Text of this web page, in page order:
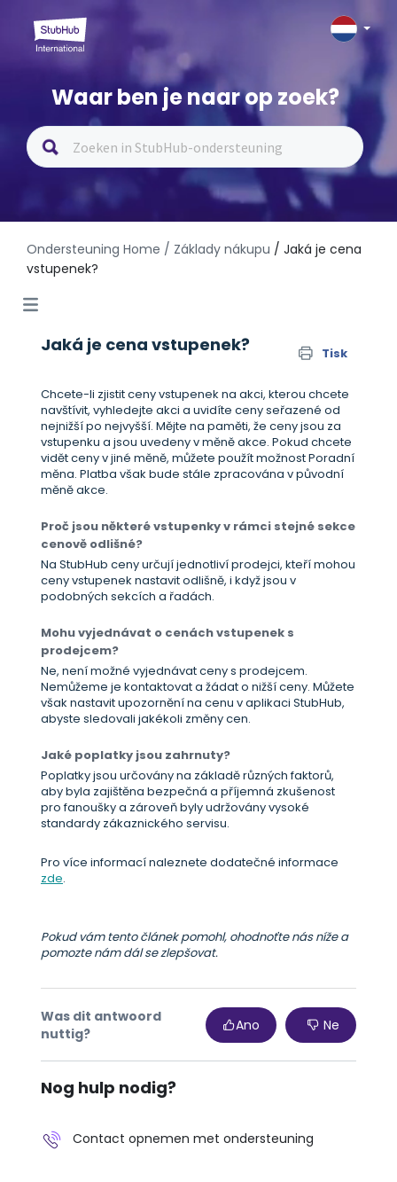
Waar ben je naar op zoek?
Ondersteuning Home / Základy nákupu / Jaká je cena
vstupenek?
Jaká je cena vstupenek? Tisk
Chcete-li zjistit ceny vstupenek na akci, kterou chcete
navštívit, vyhledejte akci a uvidíte ceny seřazené od
nejnižší po nejvyšší. Mějte na paměti, že ceny jsou za
vstupenku a jsou uvedeny v měně akce. Pokud chcete
vidět ceny v jiné měně, můžete použít možnost Poradní
měna. Platba však bude stále zpracována v původní
měně akce.
Proč jsou některé vstupenky v rámci stejné sekce
cenově odlišné?
Na StubHub ceny určují jednotliví prodejci, kteří mohou
ceny vstupenek nastavit odlišně, i když jsou v
podobných sekcích a řadách.
Mohu vyjednávat o cenách vstupenek s
prodejcem?
Ne, není možné vyjednávat ceny s prodejcem.
Nemůžeme je kontaktovat a žádat o nižší ceny. Můžete
však nastavit upozornění na cenu v aplikaci StubHub,
abyste sledovali jakékoli změny cen.
Jaké poplatky jsou zahrnuty?
Poplatky jsou určovány na základě různých faktorů,
aby byla zajištěna bezpečná a příjemná zkušenost
pro fanoušky a zároveň byly udržovány vysoké
standardy zákaznického servisu.
Pro více informací naleznete dodatečné informace
zde.
Pokud vám tento článek pomohl, ohodnoťte nás níže a
pomozte nám dál se zlepšovat.
Was dit antwoord
nuttig?
Ano Ne
Nog hulp nodig?
Contact opnemen met ondersteuning